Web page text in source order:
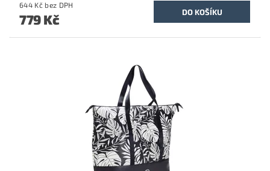
644 Kč bez DPH
779 Kč